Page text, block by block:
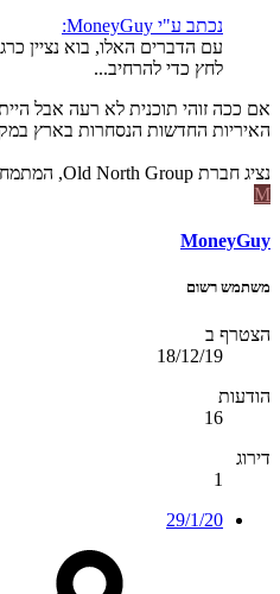
נכתב ע"י MoneyGuy:
עם הדברים האלו, בוא נציין
לחץ כדי להרחיב...
אם ככה זוהי תוכנית לא רעה אבל
האיריות החדשות הנסחרות בארץ
נציג חברת Old North Group, המתמחים בהשקעות נדל"ן בארה"ב.
M
MoneyGuy
משתמש רשום
הצטרף ב
18/12/19
הודעות
16
דירוג
1
29/1/20